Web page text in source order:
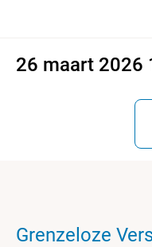
26 maart 2026
Grenzeloze